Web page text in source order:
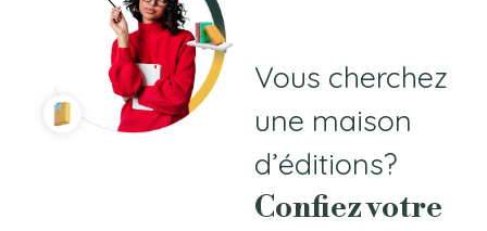
Vous cherchez
une maison
d’éditions?
Confiez votre